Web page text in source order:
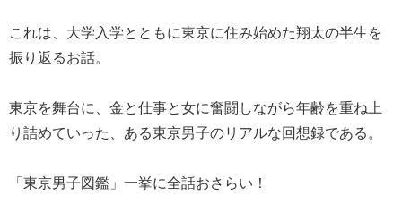
これは、大学入学とともに東京に住み始めた翔太の半生を
振り返るお話。
東京を舞台に、金と仕事と女に奮闘しながら年齢を重ね上
り詰めていった、ある東京男子のリアルな回想録である。
「東京男子図鑑」一挙に全話おさらい！